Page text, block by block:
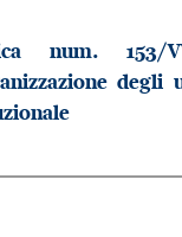
num. 153/